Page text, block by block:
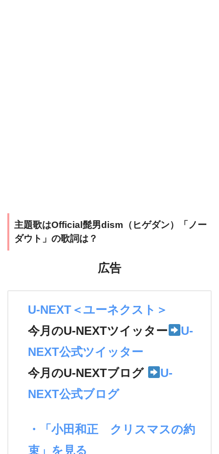
主題歌はOfficial髭男dism（ヒゲダン）「ノー
ダウト」の歌詞は？
広告
U-NEXT＜ユーネクスト＞
今月のU-NEXTツイッター
U-
NEXT公式ツイッター
今月のU-NEXTブログ
U-
NEXT公式ブログ
・「小田和正 クリスマスの約
束」を見る